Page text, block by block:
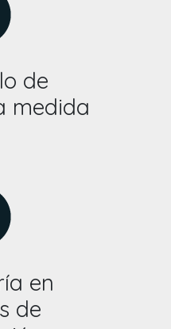
de
medida
en
de